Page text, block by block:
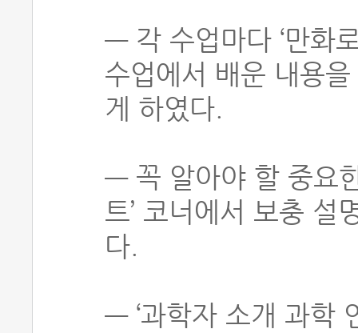
― 각 수업마다 ‘만화
수업에서 배운 내용
게 하였다.
― 꼭 알아야 할 중요
트’ 코너에서 보충 설
다.
― ‘과학자 소개 과학